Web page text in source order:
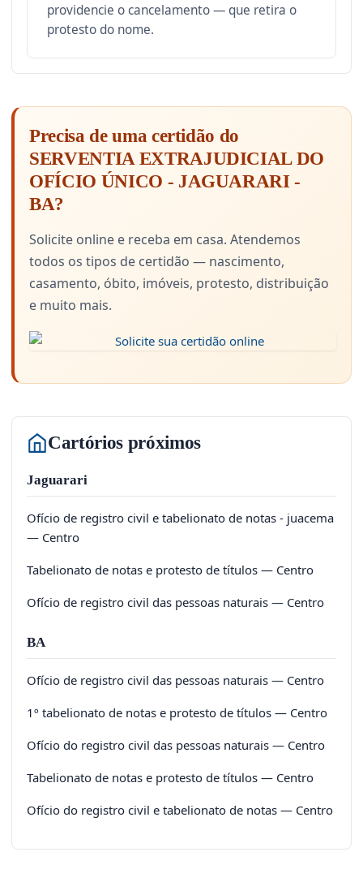
providencie o cancelamento — que retira o
protesto do nome.
Precisa de uma certidão do
SERVENTIA EXTRAJUDICIAL DO
OFÍCIO ÚNICO - JAGUARARI -
BA?
Solicite online e receba em casa. Atendemos
todos os tipos de certidão — nascimento,
casamento, óbito, imóveis, protesto, distribuição
e muito mais.
Cartórios próximos
Jaguarari
Ofício de registro civil e tabelionato de notas - juacema
— Centro
Tabelionato de notas e protesto de títulos — Centro
Ofício de registro civil das pessoas naturais — Centro
BA
Ofício de registro civil das pessoas naturais — Centro
1º tabelionato de notas e protesto de títulos — Centro
Ofício do registro civil das pessoas naturais — Centro
Tabelionato de notas e protesto de títulos — Centro
Ofício do registro civil e tabelionato de notas — Centro